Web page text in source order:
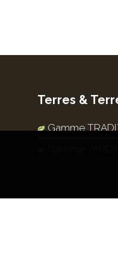
Terres &
Gamme